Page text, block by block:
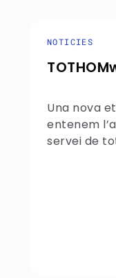
NOTICIES
Una nova
entenem
servei de